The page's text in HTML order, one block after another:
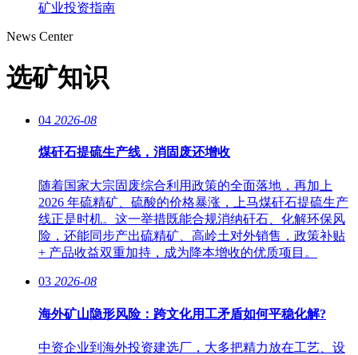
矿业投资指南
News Center
选矿知识
04 2026-08
煤矸石提硫生产线，消固废还增收
随着国家大宗固废综合利用政策的全面落地，再加上
2026 年硫精矿、硫酸的价格暴涨，上马煤矸石提硫生产
线正是时机。这一举措既能合规消纳矸石、化解环保风
险，还能同步产出硫精矿、高岭土对外销售，政策补贴
+ 产品收益双重加持，成为降本增收的优质项目。
03 2026-08
海外矿山隐形风险：跨文化用工矛盾如何平稳化解?
中资企业到海外投资建选厂，大多把精力放在工艺、设